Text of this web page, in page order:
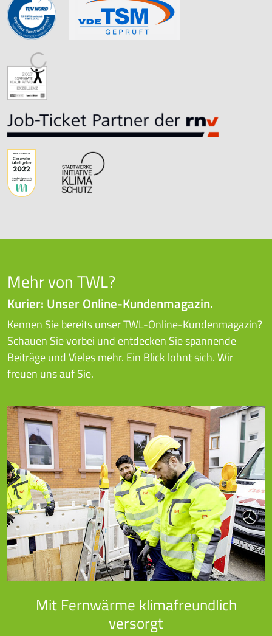
Mehr von TWL?
Kurier: Unser Online-Kundenmagazin.
Kennen Sie bereits unser TWL-Online-Kundenmagazin?
Schauen Sie vorbei und entdecken Sie spannende
Beiträge und Vieles mehr. Ein Blick lohnt sich. Wir
freuen uns auf Sie.
Mit Fernwärme klimafreundlich
versorgt